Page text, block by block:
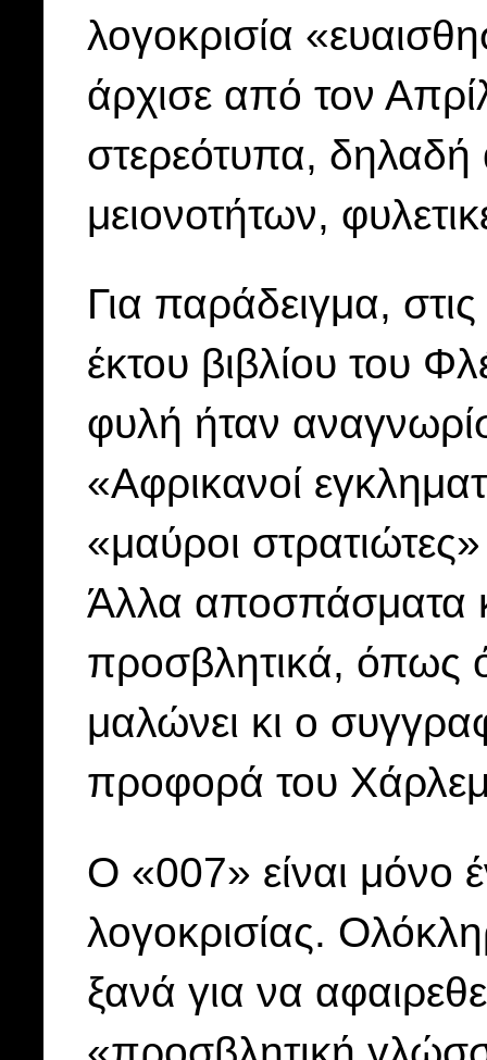
λογοκρισία
άρχισε από τον
στερεότυπα, δηλαδή
μειονοτήτων,
Για παράδειγμα,
έκτου βιβλίου του
φυλή ήταν
«Αφρικανοί
«μαύροι
Άλλα αποσπάσματα
προσβλητικά, όπως
μαλώνει κι ο
προφορά του
Ο «007» είναι μόνο
λογοκρισίας.
ξανά για να